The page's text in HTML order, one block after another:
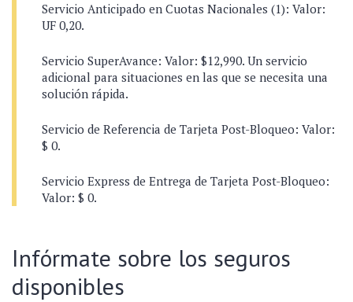
Servicio Anticipado en Cuotas Nacionales (1): Valor:
UF 0,20.
Servicio SuperAvance: Valor: $12,990. Un servicio
adicional para situaciones en las que se necesita una
solución rápida.
Servicio de Referencia de Tarjeta Post-Bloqueo: Valor:
$ 0.
Servicio Express de Entrega de Tarjeta Post-Bloqueo:
Valor: $ 0.
Infórmate sobre los seguros
disponibles